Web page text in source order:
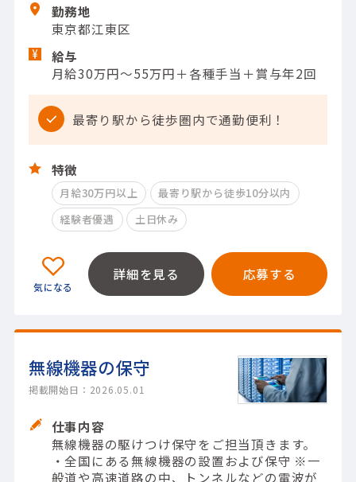
勤務地
東京都江東区
給与
月給30万円～55万円＋各種手当＋賞与年2回
最寄り駅から徒歩圏内で通勤便利！
特徴
月給30万円以上
最寄り駅から徒歩10分以内
経験者優遇
土日休み
詳細を見る 応募する
無線機器の保守
掲載開始日：2026.05.01
仕事内容
無線機器の駆けつけ保守をご担当頂きます。
・全国にある無線機器の設置および保守 ※一
般道や高速道路の中、トンネルなどの電波が